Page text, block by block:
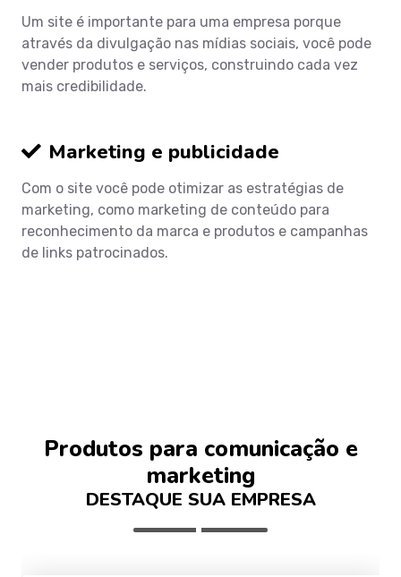
Um site é importante para uma empresa porque
através da divulgação nas mídias sociais, você pode
vender produtos e serviços, construindo cada vez
mais credibilidade.
Marketing e publicidade
Com o site você pode otimizar as estratégias de
marketing, como marketing de conteúdo para
reconhecimento da marca e produtos e campanhas
de links patrocinados.
Produtos para comunicação e
marketing
DESTAQUE SUA EMPRESA